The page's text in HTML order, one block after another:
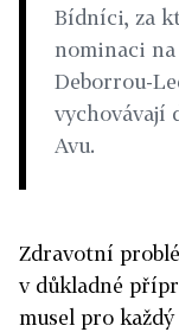
Bídníci, za
nominaci na
Deborrou-
vychovávají
Avu.
Zdravotní
v důkladné
musel pro